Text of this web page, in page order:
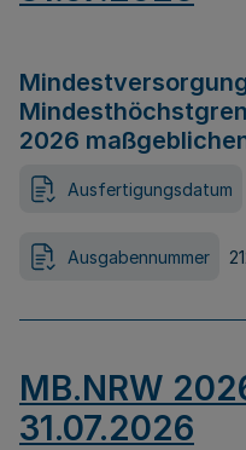
2026
Ausfertigungsdatum
Ausgabennummer
MB.NRW
31.07.2026